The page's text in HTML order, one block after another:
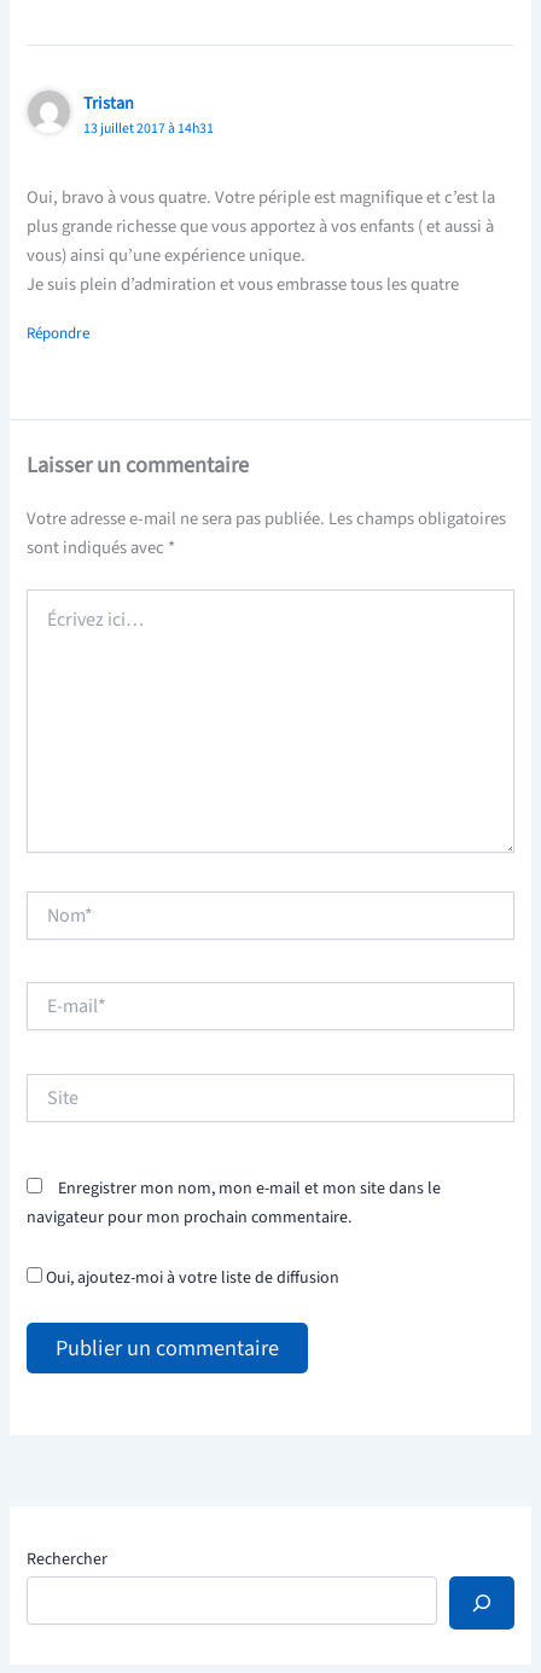
Tristan
13 juillet 2017 à 14h31
Oui, bravo à vous quatre. Votre périple est magnifique et c’est la
plus grande richesse que vous apportez à vos enfants ( et aussi à
vous) ainsi qu’une expérience unique.
Je suis plein d’admiration et vous embrasse tous les quatre
Répondre
Laisser un commentaire
Votre adresse e-mail ne sera pas publiée. Les champs obligatoires
sont indiqués avec *
ici…
mail*
Enregistrer mon nom, mon e-mail et mon site dans le
navigateur pour mon prochain commentaire.
Oui, ajoutez-moi à votre liste de diffusion
Rechercher